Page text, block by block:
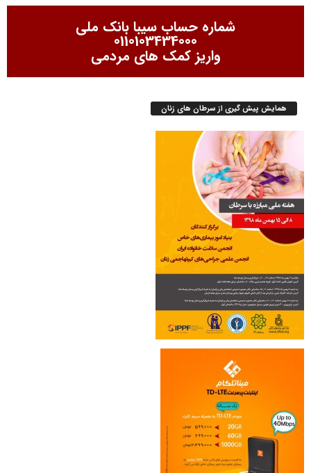
شماره حساب سیبا بانک ملی
0110103434000
واریز کمک های مردمی
همایش پیش گیری از سرطان های زنان